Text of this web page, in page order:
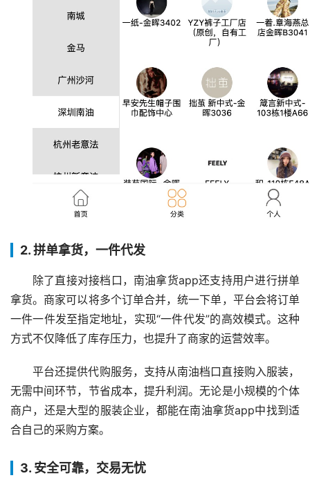
2. 拼单拿货，一件代发
除了直接对接档口，南油拿货app还支持用户进行拼单
拿货。商家可以将多个订单合并，统一下单，平台会将订单
一件一件发至指定地址，实现“一件代发”的高效模式。这种
方式不仅降低了库存压力，也提升了商家的运营效率。
平台还提供代购服务，支持从南油档口直接购入服装，
无需中间环节，节省成本，提升利润。无论是小规模的个体
商户，还是大型的服装企业，都能在南油拿货app中找到适
合自己的采购方案。
3. 安全可靠，交易无忧